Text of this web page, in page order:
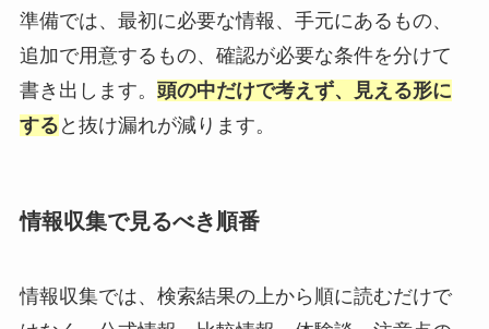
準備では、最初に必要な情報、手元にあるもの、
追加で用意するもの、確認が必要な条件を分けて
書き出します。 頭の中だけで考えず、見える形に
する と抜け漏れが減ります。
情報収集で見るべき順番
情報収集では、検索結果の上から順に読むだけで